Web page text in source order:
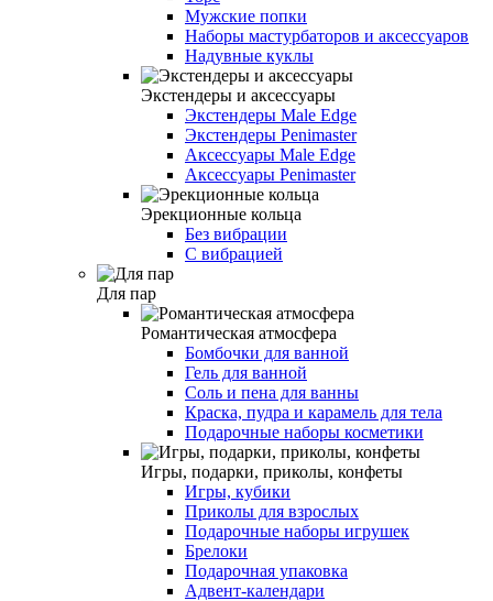
Мужские попки
Наборы мастурбаторов и аксессуаров
Надувные куклы
Экстендеры и аксессуары
Экстендеры Male Edge
Экстендеры Penimaster
Аксессуары Male Edge
Аксессуары Penimaster
Эрекционные кольца
Без вибрации
С вибрацией
Для пар
Романтическая атмосфера
Бомбочки для ванной
Гель для ванной
Соль и пена для ванны
Краска, пудра и карамель для тела
Подарочные наборы косметики
Игры, подарки, приколы, конфеты
Игры, кубики
Приколы для взрослых
Подарочные наборы игрушек
Брелоки
Подарочная упаковка
Адвент-календари